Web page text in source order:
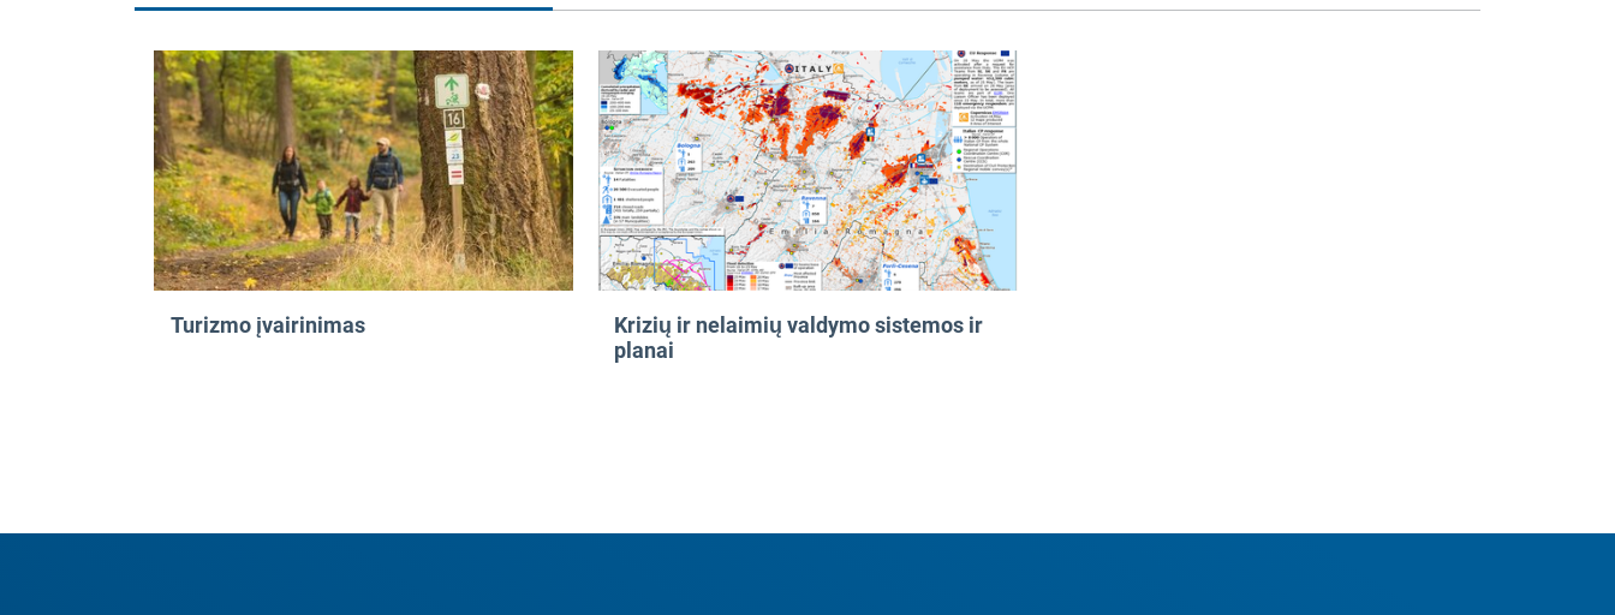
Turizmo įvairinimas
Krizių ir nelaimių valdymo sistemos ir
planai